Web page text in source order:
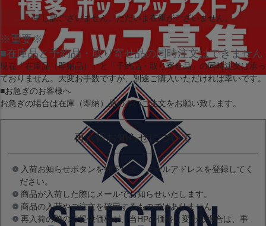
申し訳ございません。ただいま在庫がございません。
※重要※
■在庫品と予約品・取り寄せ品の同時注文はできません
現在「在庫品（即納品）」と 「予約品・取り寄せ品」 の同時注文は承っ
ておりません。大変お手数ですが、別途ご購入いただければ幸いです。
■お急ぎのお客様へ
お急ぎの場合は在庫（即納）品のみのご注文をお願い致します。
再入荷お知らせについて
入荷お知らせボタンを押下して、メールアドレスを登録してく
ださい。
商品が入荷した際にメールでお知らせいたします。
商品の入荷やご注文を確定するものではありません。
再入荷の際のご提供価格が、当HPの価格と変わる場合は、事